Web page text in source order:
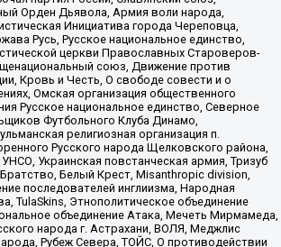
Орден Дьявола, Армия воли народа,
Инициатива города Череповца,
Русь, Русское национальное единство,
церкви Православных Староверов-
союз, Движение против
Кровь и Честь, О свободе совести и о
Омская организация общественного
Русское национальное единство, Северное
Футбольного Клуба Динамо,
религиозная организация п.
Русского народа Щелковского района,
Украинская повстанческая армия, Тризуб
Белый Крест, Misanthropic division,
последователей инглиизма, Народная
TulaSkins, Этнополитическое объединение
объединение Атака, Мечеть Мирмамеда,
народа г. Астрахани, ВОЛЯ, Меджлис
Рубеж Севера, ТОЙС, О противодействии